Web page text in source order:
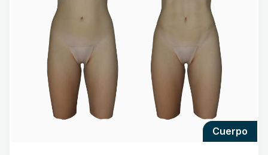
cuerpo